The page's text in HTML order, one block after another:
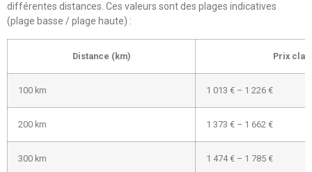
différentes distances. Ces valeurs sont des plages indicatives
(plage basse / plage haute) :
Distance (km) Prix
100 km 1 013 € – 1 226 €
200 km 1 373 € – 1 662 €
300 km 1 474 € – 1 785 €